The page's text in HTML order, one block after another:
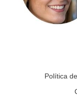
Política